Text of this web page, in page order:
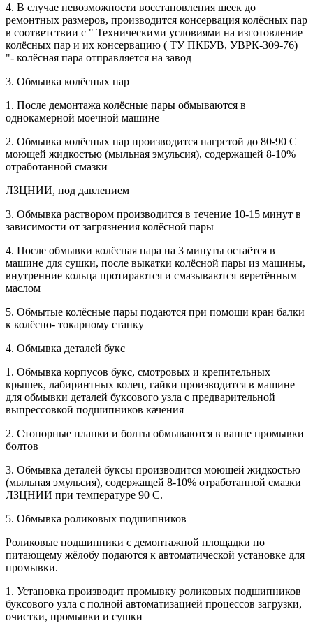
4. В случае невозможности восстановления шеек до
ремонтных размеров, производится консервация колёсных пар
в соответствии с " Техническими условиями на изготовление
колёсных пар и их консервацию ( ТУ ПКБУВ, УВРК-309-76)
"- колёсная пара отправляется на завод
3. Обмывка колёсных пар
1. После демонтажа колёсные пары обмываются в
однокамерной моечной машине
2. Обмывка колёсных пар производится нагретой до 80-90 С
моющей жидкостью (мыльная эмульсия), содержащей 8-10%
отработанной смазки
ЛЗЦНИИ, под давлением
3. Обмывка раствором производится в течение 10-15 минут в
зависимости от загрязнения колёсной пары
4. После обмывки колёсная пара на 3 минуты остаётся в
машине для сушки, после выкатки колёсной пары из машины,
внутренние кольца протираются и смазываются веретённым
маслом
5. Обмытые колёсные пары подаются при помощи кран балки
к колёсно- токарному станку
4. Обмывка деталей букс
1. Обмывка корпусов букс, смотровых и крепительных
крышек, лабиринтных колец, гайки производится в машине
для обмывки деталей буксового узла с предварительной
выпрессовкой подшипников качения
2. Стопорные планки и болты обмываются в ванне промывки
болтов
3. Обмывка деталей буксы производится моющей жидкостью
(мыльная эмульсия), содержащей 8-10% отработанной смазки
ЛЗЦНИИ при температуре 90 С.
5. Обмывка роликовых подшипников
Роликовые подшипники с демонтажной площадки по
питающему жёлобу подаются к автоматической установке для
промывки.
1. Установка производит промывку роликовых подшипников
буксового узла с полной автоматизацией процессов загрузки,
очистки, промывки и сушки